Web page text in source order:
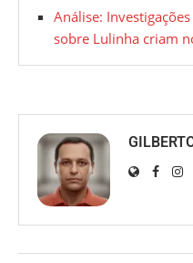
Análise:
sobre Lulinha criam